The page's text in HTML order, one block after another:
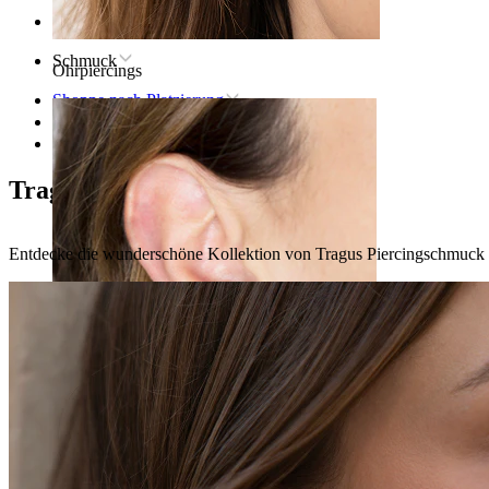
Ohrpiercings
Startseite
Schmuck
Shoppe nach Platzierung
Ohr
Tragus
Tragus-Piercingschmuck
Entdecke die wunderschöne Kollektion von Tragus